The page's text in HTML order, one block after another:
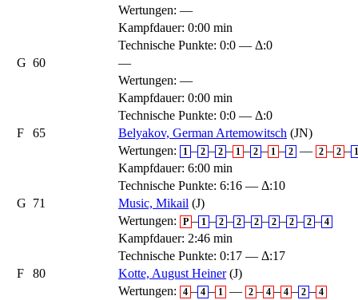
Wertungen: —
Kampfdauer: 0:00 min
Technische Punkte: 0:0 — Δ:0
G 60
—
Wertungen: —
Kampfdauer: 0:00 min
Technische Punkte: 0:0 — Δ:0
F
65 Belyakov, German Artemowitsch (JN)
Wertungen:
1 – 2 – 2 – 1 – 2 – 1 – 2 — 2 – 2 – 1
Kampfdauer: 6:00 min
Technische Punkte: 6:16 — Δ:10
G 71 Music, Mikail (J)
Wertungen:
P – 1 – 2 – 2 – 2 – 2 – 2 – 2 – 4
Kampfdauer: 2:46 min
Technische Punkte: 0:17 — Δ:17
F
80 Kotte, August Heiner(J)
Wertungen:
4 – 4 – 1 — 2 – 4 – 4 – 2 – 4